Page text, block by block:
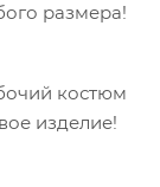
размера!
костюм
изделие!